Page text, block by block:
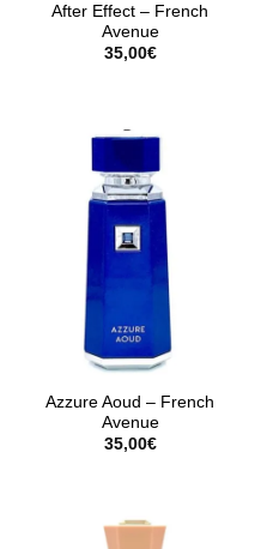
After Effect – French
Avenue
35,00€
Azzure Aoud – French
Avenue
35,00€